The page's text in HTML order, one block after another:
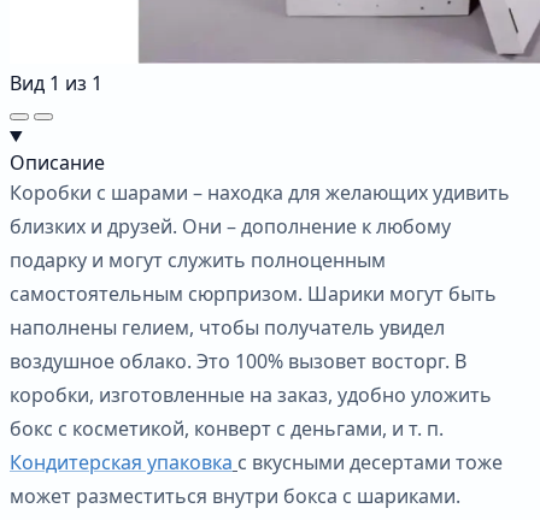
Вид 1 из 1
Описание
Коробки с шарами – находка для желающих удивить
близких и друзей. Они – дополнение к любому
подарку и могут служить полноценным
самостоятельным сюрпризом. Шарики могут быть
наполнены гелием, чтобы получатель увидел
воздушное облако. Это 100% вызовет восторг. В
коробки, изготовленные на заказ, удобно уложить
бокс с косметикой, конверт с деньгами, и т. п.
Кондитерская упаковка с вкусными десертами тоже
может разместиться внутри бокса с шариками.